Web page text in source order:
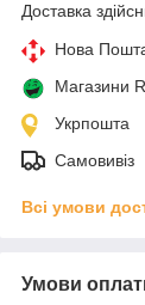
Доставка
Нова
Магазини
Укрпошта
Самовивіз
Всі умови
Умови